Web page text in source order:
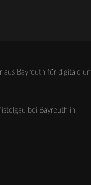
aus Bayreuth für digitale
bei Bayreuth in